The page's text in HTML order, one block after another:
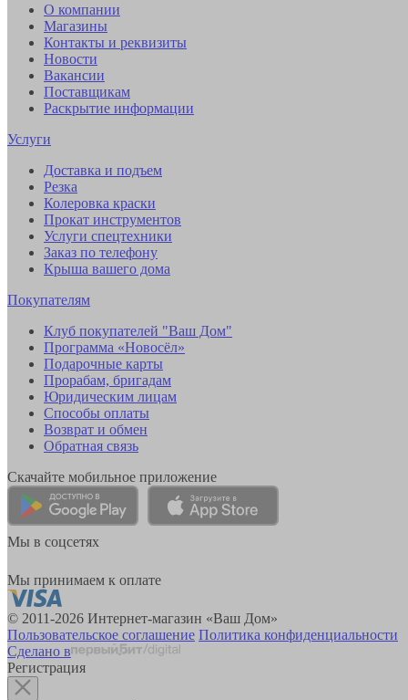
О компании
Магазины
Контакты и реквизиты
Новости
Вакансии
Поставщикам
Раскрытие информации
Услуги
Доставка и подъем
Резка
Колеровка краски
Прокат инструментов
Услуги спецтехники
Заказ по телефону
Крыша вашего дома
Покупателям
Клуб покупателей "Ваш Дом"
Программа «Новосёл»
Подарочные карты
Прорабам, бригадам
Юридическим лицам
Способы оплаты
Возврат и обмен
Обратная связь
Скачайте мобильное приложение
Мы в соцсетях
Мы принимаем к оплате
© 2011-2026 Интернет-магазин «Ваш Дом»
Пользовательское соглашение Политика конфиденциальности
Сделано в
Регистрация